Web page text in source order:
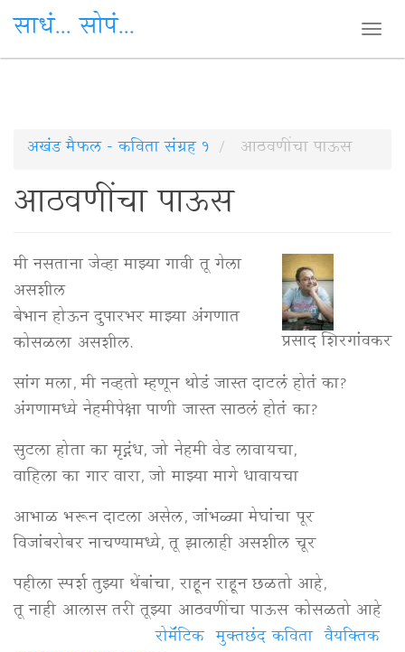
Skip
main
content
साधं... सोपं...
अखंड मैफल - कविता संग्रह १ आठवणींचा पाऊस
आठवणींचा पाऊस
प्रसाद शिरगांवकर
मी नसताना जेव्हा माझ्या गावी तू गेला
असशील
बेभान होऊन दुपारभर माझ्या अंगणात
कोसळला असशील.
सांग मला, मी नव्हतो म्हणून थोडं जास्त दाटलं होतं का?
अंगणामध्ये नेहमीपेक्षा पाणी जास्त साठलं होतं का?
सुटला होता का मृद्गंध, जो नेहमी वेड लावायचा,
वाहिला का गार वारा, जो माझ्या मागे धावायचा
आभाळ भरून दाटला असेल, जांभळ्या मेघांचा पूर
विजांबरोबर नाचण्यामध्ये, तू झालाही असशील चूर
पहीला स्पर्श तुझ्या थेंबांचा, राहून राहून छळतो आहे,
तू नाही आलास तरी तूझ्या आठवणींचा पाऊस कोसळतो आहे
वैयक्‍तिक
मुक्‍तछंद कविता
रोमॅंटिक